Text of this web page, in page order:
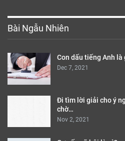
Bài Ngẫu Nhiên
Con dấu tiếng Anh
Dec 7, 2021
Đi tìm lời giải cho ý
chờ…
Nov 2, 2021